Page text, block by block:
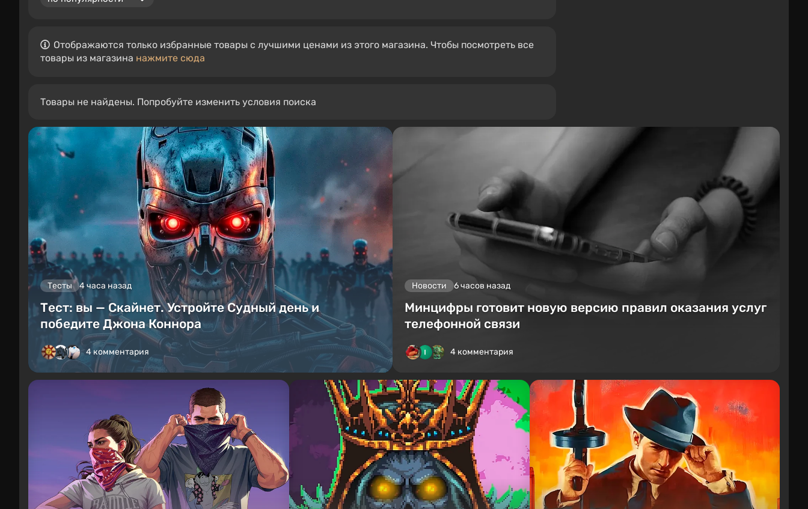
Отображаются только избранные товары с лучшими ценами из этого магазина. Чтобы посмотреть все
товары из магазина нажмите сюда
Товары не найдены. Попробуйте изменить условия поиска
Тесты 4 часа назад
Тест: вы — Скайнет. Устройте Судный день и
победите Джона Коннора
4 комментария
Новости 6 часов назад
Минцифры готовит новую версию правил оказания услуг
телефонной связи
4 комментария